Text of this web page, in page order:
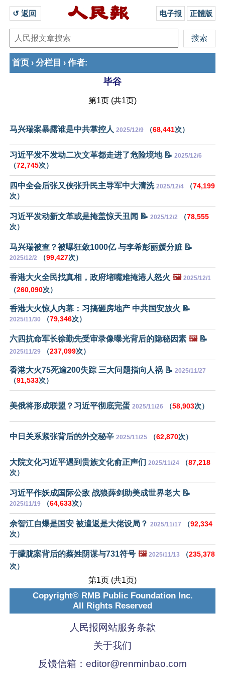
↺ 返回 电子报 正體版
首页 › 分栏目 › 作者:
毕谷
第1页 (共1页)
马兴瑞案暴露谁是中共掌控人 2025/12/9 （68,441次）
习近平发不发动二次文革都走进了危险境地 📝 2025/12/6
（72,745次）
四中全会后张又侠张升民主导军中大清洗 2025/12/4 （74,199
次）
习近平发动新文革或是掩盖惊天丑闻 📝 2025/12/2 （78,555
次）
马兴瑞被查？被曝狂敛1000亿 与李希彭丽媛分赃 📝
2025/12/2 （99,427次）
香港大火全民找真相，政府堵嘴难掩港人怒火 🖼️ 2025/12/1
（260,090次）
香港大火惊人内幕：习搞砸房地产 中共国安放火 📝
2025/11/30 （79,346次）
六四抗命军长徐勤先受审录像曝光背后的隐秘因素 🖼️📝
2025/11/29 （237,099次）
香港大火75死逾200失踪 三大问题指向人祸 📝 2025/11/27
（91,533次）
美俄将形成联盟？习近平彻底完蛋 2025/11/26 （58,903次）
中日关系紧张背后的外交秘辛 2025/11/25 （62,870次）
大院文化习近平遇到贵族文化俞正声们 2025/11/24 （87,218
次）
习近平作妖成国际公敌 战狼薛剑助美成世界老大 📝
2025/11/19 （64,633次）
佘智江自爆是国安 被遣返是大佬设局？ 2025/11/17 （92,334
次）
于朦胧案背后的蔡姓阴谋与731符号 🖼️ 2025/11/13 （235,378
次）
第1页 (共1页)
Copyright© RMB Public Foundation Inc.
All Rights Reserved
人民报网站服务条款
关于我们
反馈信箱： editor@renminbao.com